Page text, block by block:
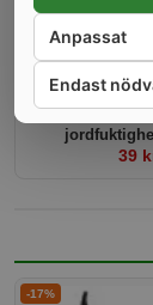
39
-17%
Endast
Anpassat